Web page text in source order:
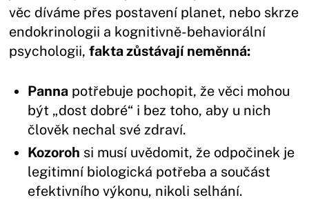
věc díváme přes postavení planet, nebo skrze
endokrinologii a kognitivně-behaviorální
psychologii,fakta zůstávají neměnná:
Panna potřebuje pochopit, že věci mohou
být „dost dobré“ i bez toho, aby u nich
člověk nechal své zdraví.
Kozoroh si musí uvědomit, že odpočinek je
legitimní biologická potřeba a součást
efektivního výkonu, nikoli selhání.